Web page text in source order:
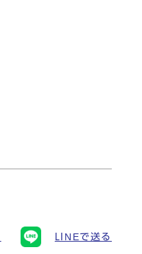
LINEで送る